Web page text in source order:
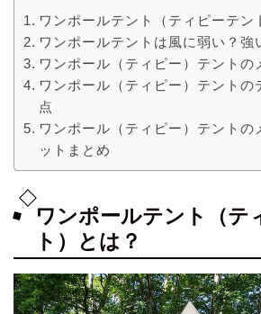
ワンポールテント（ティピーテン
ワンポールテントは風に弱い？強
ワンポール（ティピー）テントの
ワンポール（ティピー）テントの
点
ワンポール（ティピー）テントの
ットまとめ
ワンポールテント（テ
ト）とは？